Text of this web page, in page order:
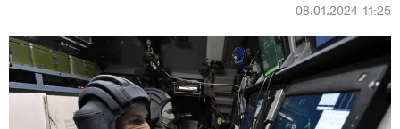
11:25 08.01.2024